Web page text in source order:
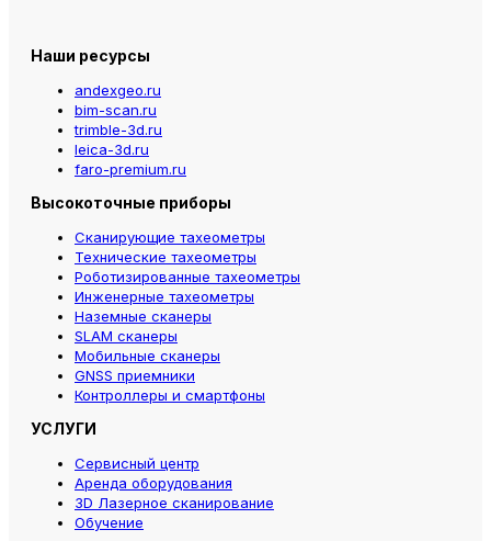
Наши ресурсы
andexgeo.ru
bim-scan.ru
trimble-3d.ru
leica-3d.ru
faro-premium.ru
Высокоточные приборы
Сканирующие тахеометры
Технические тахеометры
Роботизированные тахеометры
Инженерные тахеометры
Наземные сканеры
SLAM сканеры
Мобильные сканеры
GNSS приемники
Контроллеры и смартфоны
УСЛУГИ
Сервисный центр
Аренда оборудования
3D Лазерное сканирование
Обучение